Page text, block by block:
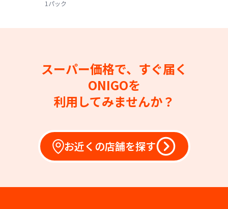
1パック
スーパー価格で、すぐ届く
ONIGOを
利用してみませんか？
お近くの店舗を探す